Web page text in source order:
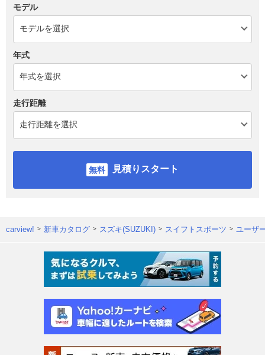
モデル
年式
走行距離
見積りスタート
carview! 新車カタログ スズキ(SUZUKI) スイフトスポーツ ユーザ